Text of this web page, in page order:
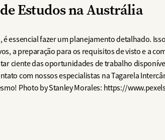
Estudos na Austrália
essencial fazer um planejamento detalhado.
a preparação para os requisitos de visto e a
ciente das oportunidades de trabalho
com nossos especialistas na Tagarela
Photo by Stanley Morales: https://